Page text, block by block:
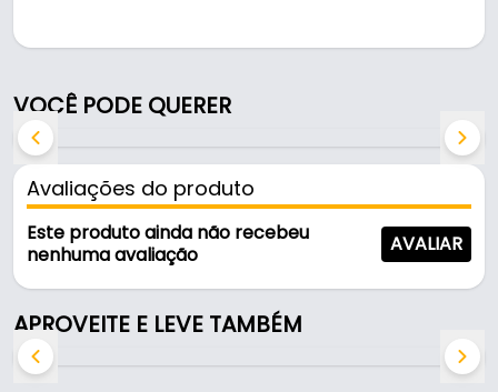
manutenção.
Características:
- Marca: Makita
- Modelo: B-65115
- Ferramenta compatível: (Multiferramenta
M9800B)
- Aplicação: Apoio e guia para multiferramenta
VOCÊ PODE QUERER
Avaliações do produto
Este produto ainda não recebeu
nenhuma avaliação
AVALIAR
APROVEITE E LEVE TAMBÉM